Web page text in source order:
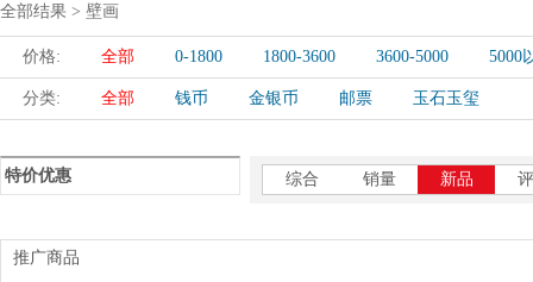
全部结果 > 壁画
价格: 全部 0-1800 1800-3600 3600-5000 5000
分类: 全部 钱币 金银币 邮票 玉石玉玺
特价优惠 综合 销量 新品
推广商品